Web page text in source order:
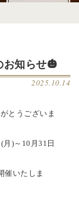
お知らせ🎃
2025.10.14
とうございま
月)～10月31日
催いたしま